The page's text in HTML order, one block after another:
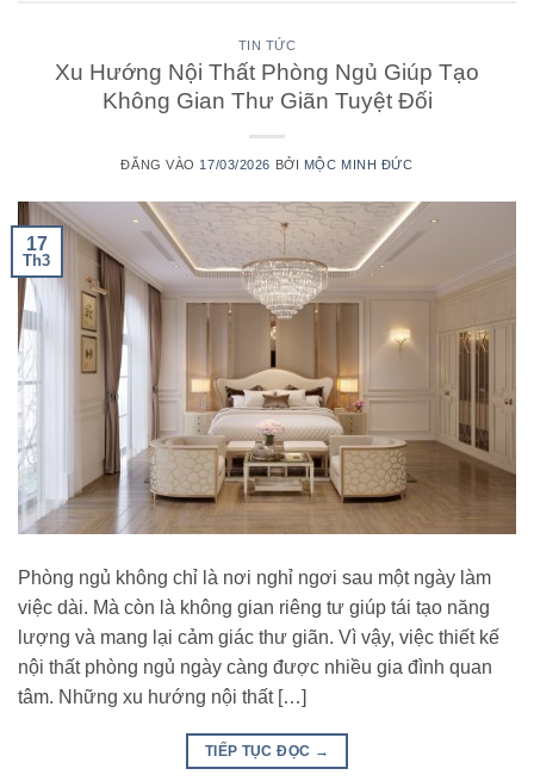
TIN TỨC
Xu Hướng Nội Thất Phòng Ngủ Giúp Tạo
Không Gian Thư Giãn Tuyệt Đối
ĐĂNG VÀO 17/03/2026 BỞI MỘC MINH ĐỨC
17
Th3
Phòng ngủ không chỉ là nơi nghỉ ngơi sau một ngày làm
việc dài. Mà còn là không gian riêng tư giúp tái tạo năng
lượng và mang lại cảm giác thư giãn. Vì vậy, việc thiết kế
nội thất phòng ngủ ngày càng được nhiều gia đình quan
tâm. Những xu hướng nội thất […]
TIẾP TỤC ĐỌC →